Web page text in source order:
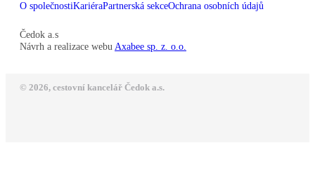
O společnostiKariéraPartnerská sekceOchrana osobních údajů
Čedok a.s
Návrh a realizace webu Axabee sp. z. o.o.
© 2026, cestovní kancelář Čedok a.s.